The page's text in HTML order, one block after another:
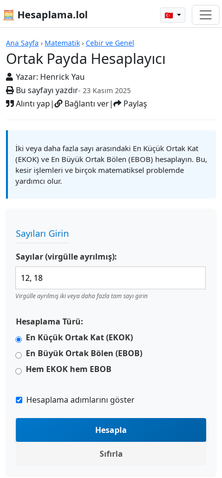
🧮 Hesaplama.lol 🇹🇷
Ana Sayfa › Matematik › Cebir ve Genel
Ortak Payda Hesaplayıcı
Yazar: Henrick Yau
Bu sayfayı yazdır- 23 Kasım 2025
Alıntı yap| Bağlantı ver| Paylaş
Hesap Makineleri
İki veya daha fazla sayı arasındaki En Küçük Ortak Kat
(EKOK) ve En Büyük Ortak Bölen (EBOB) hesaplayın. Bu,
kesir işlemleri ve birçok matematiksel problemde
yardımcı olur.
Sayıları Girin
Sayılar (virgülle ayrılmış):
Virgülle ayrılmış iki veya daha fazla tam sayı girin
Hesaplama Türü:
En Küçük Ortak Kat (EKOK)
En Büyük Ortak Bölen (EBOB)
Hem EKOK hem EBOB
Hesaplama adımlarını göster
Hesapla
Sıfırla